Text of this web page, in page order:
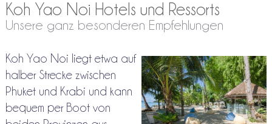
Koh Yao Noi Hotels und Ressorts
Unsere ganz besonderen Empfehlungen
Koh Yao Noi liegt etwa auf
halber Strecke zwischen
Phuket und Krabi und kann
bequem per Boot von